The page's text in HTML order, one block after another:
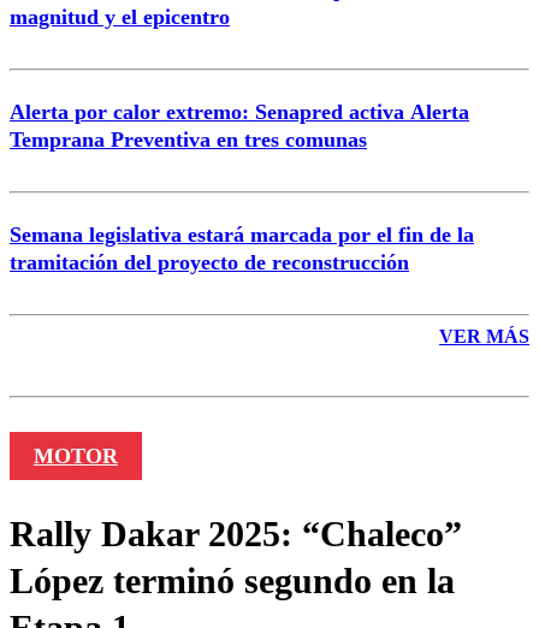
magnitud y el epicentro
Alerta por calor extremo: Senapred activa Alerta
Temprana Preventiva en tres comunas
Semana legislativa estará marcada por el fin de la
tramitación del proyecto de reconstrucción
VER MÁS
MOTOR
Rally Dakar 2025: “Chaleco”
López terminó segundo en la